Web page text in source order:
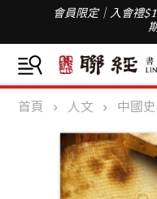
會員限定｜入會禮
首頁 人文 中國